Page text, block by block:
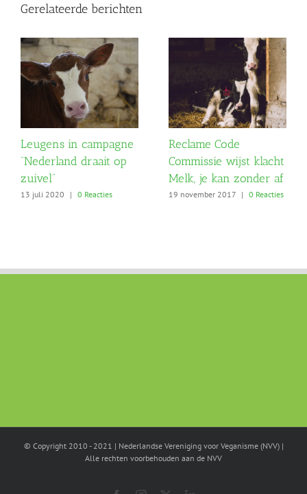
Gerelateerde berichten
Leugens in campagne
“Nederland draait op
zuivel”
13 juli 2020 | 0 Reacties
Reclame Code
Commissie wijst klacht
Melk, je kan zonder af
19 november 2017 | 0 Reacties
© Copyright 2010 - 2021 | Nederlandse Vereniging voor Veganisme (NVV) |
Alle rechten voorbehouden aan de NVV